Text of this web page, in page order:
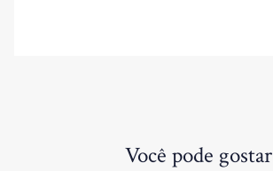
Você pode gostar